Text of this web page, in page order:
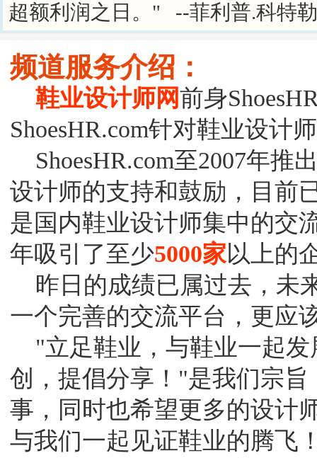
超额利润之日。" --菲利普.科特
频道服务介绍：
鞋业设计师网前身
ShoesHR.com针对鞋业设计
ShoesHR.com至2007年推
设计师的支持和鼓励，目前
是国内鞋业设计师集中的交
年吸引了至少5000家以上的
昨日的成绩已属过去，未
一个完善的交流平台，更应
"立足鞋业，与鞋业一起发
创，提倡分享！"是我们宗
事，同时也希望更多的设计
与我们一起见证鞋业的腾飞